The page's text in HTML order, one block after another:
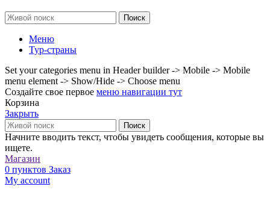
Поиск
Меню
Тур-страны
Set your categories menu in Header builder -> Mobile -> Mobile
menu element -> Show/Hide -> Choose menu
Создайте свое первое меню навигации тут
Корзина
Закрыть
Поиск
Начните вводить текст, чтобы увидеть сообщения, которые вы
ищете.
Магазин
0 пунктов Заказ
My account